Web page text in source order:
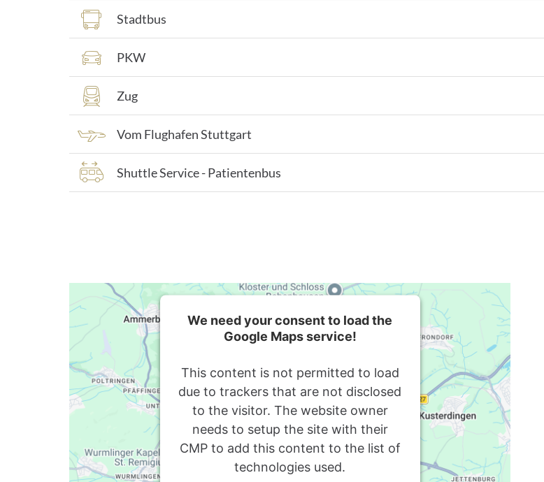
Stadtbus
PKW
Zug
Vom Flughafen Stuttgart
Shuttle Service - Patientenbus
We need your consent to load the
Google Maps service!
This content is not permitted to load
due to trackers that are not disclosed
to the visitor. The website owner
needs to setup the site with their
CMP to add this content to the list of
technologies used.